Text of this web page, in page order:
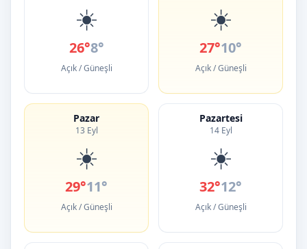
☀️
26°8°
Açık / Güneşli
☀️
27°10°
Açık / Güneşli
Pazar
13 Eyl
☀️
29°11°
Açık / Güneşli
Pazartesi
14 Eyl
☀️
32°12°
Açık / Güneşli